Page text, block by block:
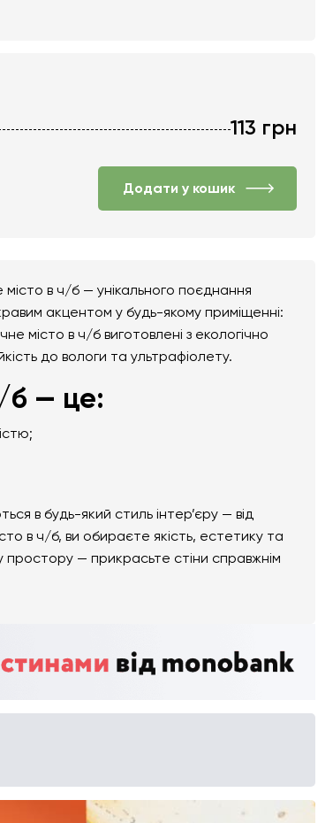
113 грн
Додати у кошик
в ч/б — унікального поєднання
акцентом у будь-якому приміщенні:
місто в ч/б виготовлені з екологічно
до вологи та ультрафіолету.
б — це:
в будь-який стиль інтер’єру — від
в ч/б, ви обираєте якість, естетику та
простору — прикрасьте стіни справжнім